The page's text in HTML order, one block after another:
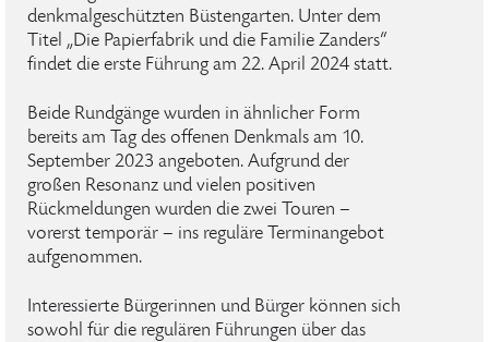
denkmalgeschützten Büstengarten. Unter dem
Titel „Die Papierfabrik und die Familie Zanders“
findet die erste Führung am 22. April 2024 statt.
Beide Rundgänge wurden in ähnlicher Form
bereits am Tag des offenen Denkmals am 10.
September 2023 angeboten. Aufgrund der
großen Resonanz und vielen positiven
Rückmeldungen wurden die zwei Touren –
vorerst temporär – ins reguläre Terminangebot
aufgenommen.
Interessierte Bürgerinnen und Bürger können sich
sowohl für die regulären Führungen über das